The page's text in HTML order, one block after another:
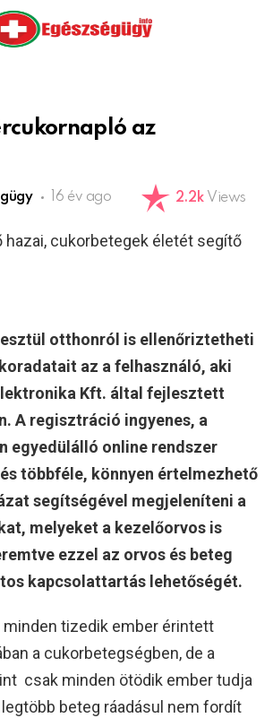
az
16 év ago 2.2k Views
hazai, cukorbetegek életét segítő
otthonról is ellenőriztetheti
az a felhasználó, aki
Kft. által fejlesztett
A regisztráció ingyenes, a
egyedülálló online rendszer
többféle, könnyen értelmezhető
segítségével megjeleníteni a
melyeket a kezelőorvos is
ezzel az orvos és beteg
kapcsolattartás lehetőségét.
minden tizedik ember érintett
a cukorbetegségben, de a
csak minden ötödik ember tudja
beteg ráadásul nem fordít